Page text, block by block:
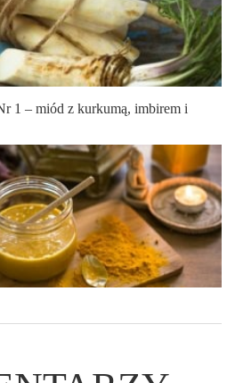
1 – miód z kurkumą, imbirem i